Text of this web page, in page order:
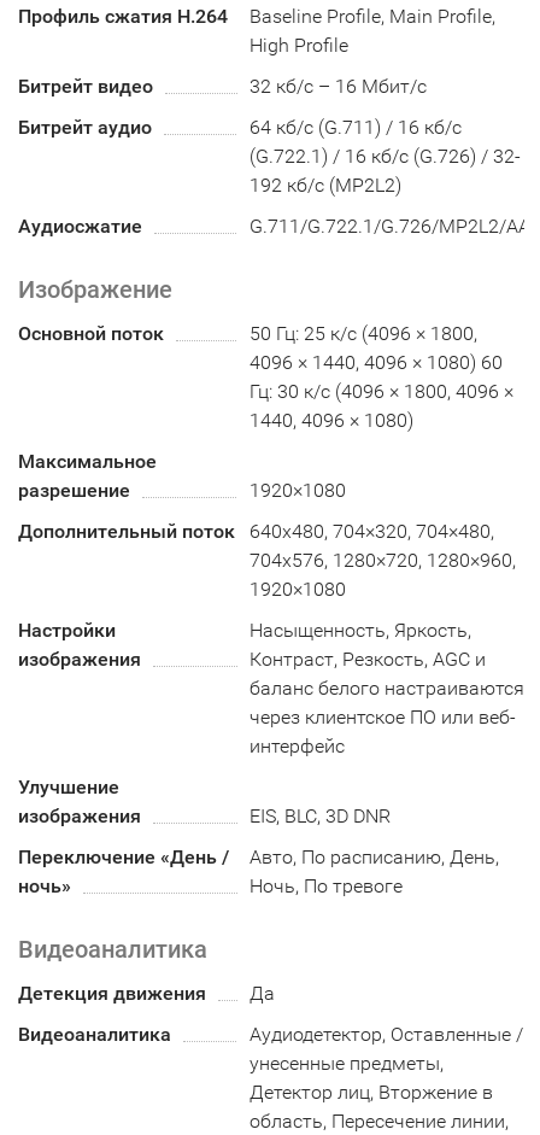
Профиль сжатия H.264
Baseline Profile, Main Profile,
High Profile
Битрейт видео
32 кб/с – 16 Мбит/с
Битрейт аудио
64 кб/с (G.711) / 16 кб/с
(G.722.1) / 16 кб/с (G.726) / 32-
192 кб/с (MP2L2)
Аудиосжатие
G.711/G.722.1/G.726/MP2L2/
Изображение
Основной поток
50 Гц: 25 к/с (4096 × 1800,
4096 × 1440, 4096 × 1080) 60
Гц: 30 к/с (4096 × 1800, 4096 ×
1440, 4096 × 1080)
Максимальное
разрешение
1920×1080
Дополнительный поток
640x480, 704×320, 704×480,
704x576, 1280×720, 1280×960,
1920×1080
Настройки
изображения
Насыщенность, Яркость,
Контраст, Резкость, AGC и
баланс белого настраиваются
через клиентское ПО или веб-
интерфейс
Улучшение
изображения
EIS, BLC, 3D DNR
Переключение «День /
ночь»
Авто, По расписанию, День,
Ночь, По тревоге
Видеоаналитика
Детекция движения
Да
Видеоаналитика
Аудиодетектор, Оставленные /
унесенные предметы,
Детектор лиц, Вторжение в
область, Пересечение линии,